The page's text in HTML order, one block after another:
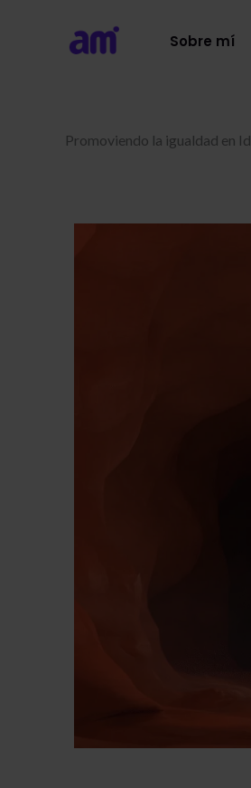
Sobre mí
Promoviendo la igualdad en